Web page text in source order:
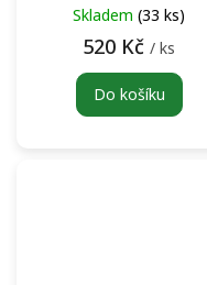
červené víno
Skladem (33 ks)
520 Kč / ks
Do košíku